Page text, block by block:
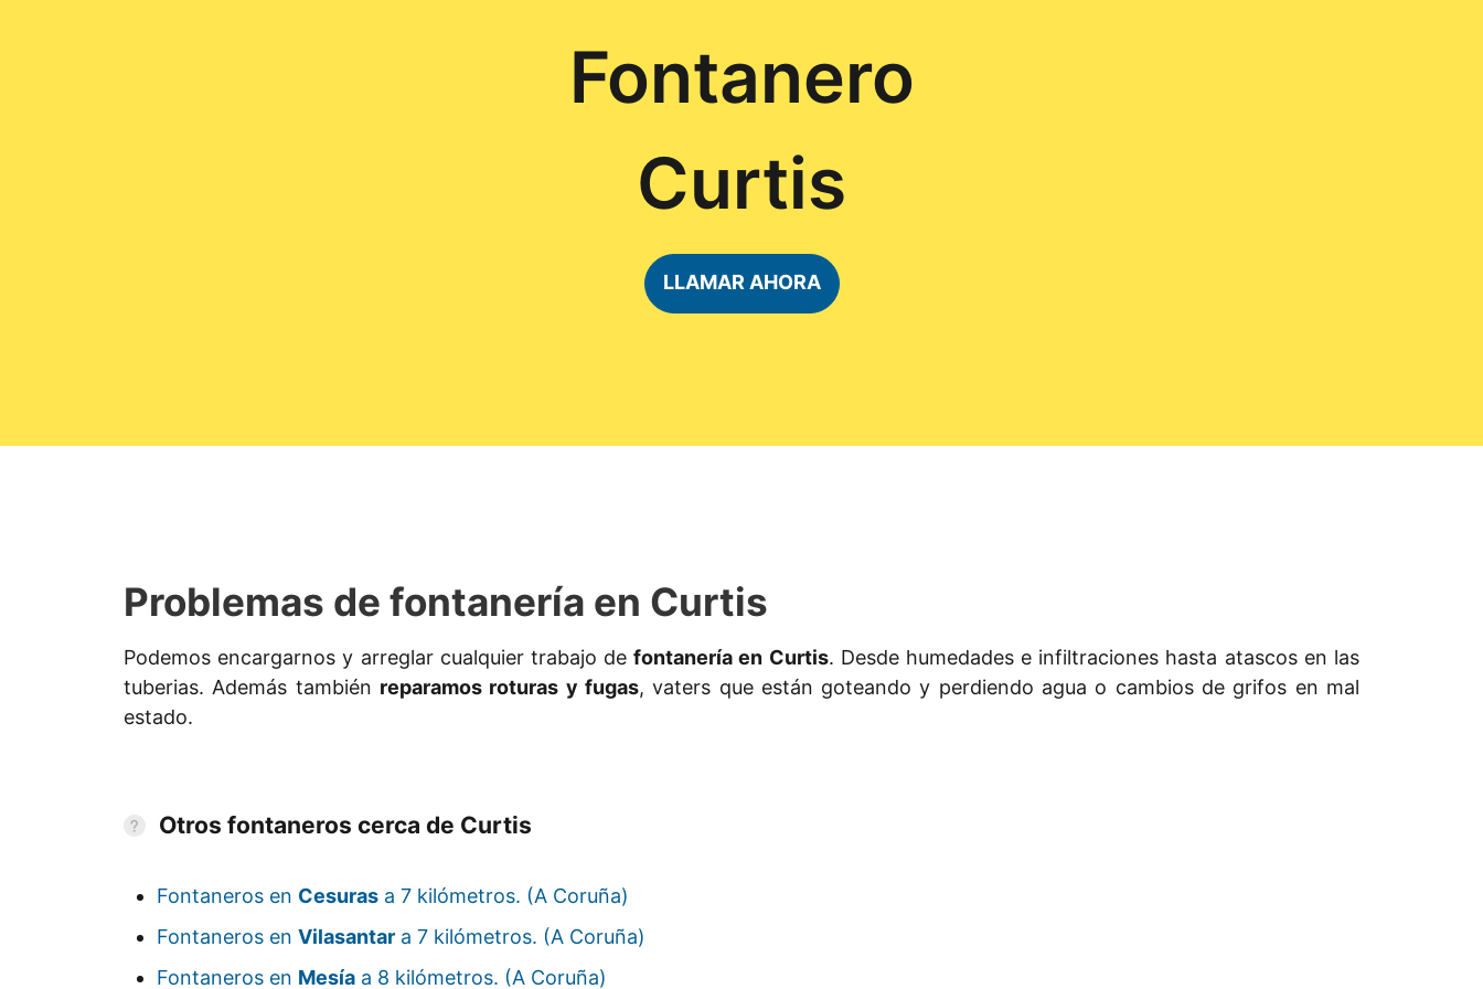
Fontanero
Curtis
LLAMAR AHORA
Problemas de fontanería en Curtis
Podemos encargarnos y arreglar cualquier trabajo defontanería en Curtis. Desde humedades e infiltraciones hasta atascos en las
tuberias. Además también reparamos roturas y fugas, vaters que están goteando y perdiendo agua o cambios de grifos en mal
estado.
Otros fontaneros cerca de Curtis
Fontaneros en Cesuras a 7 kilómetros. (A Coruña)
Fontaneros en Vilasantar a 7 kilómetros. (A Coruña)
Fontaneros en Mesía a 8 kilómetros. (A Coruña)